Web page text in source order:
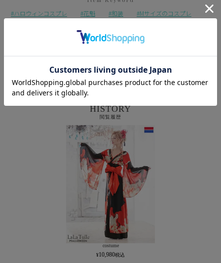
ハロウィンコスプレ 花魁 和装
Mサイズのコスプレ
関しまして
注意事項
ご変更について
HISTORY
閲覧履歴
costume
10,980